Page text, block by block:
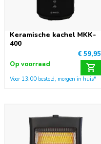
Keramische kachel MKK-
400
€ 59,95
Op voorraad
Voor 13:00 besteld, morgen in huis*